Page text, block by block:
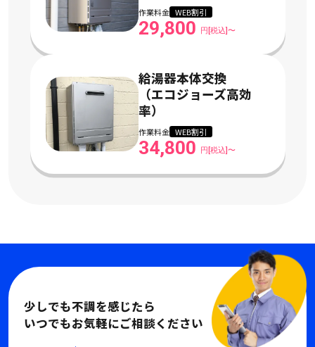
作業料金 WEB割引
29,800 円[税込]〜
給湯器本体交換
（エコジョーズ高効
率）
作業料金 WEB割引
34,800 円[税込]〜
少しでも不調を感じたら
いつでもお気軽にご相談ください